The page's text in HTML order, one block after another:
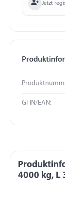
Jetzt
GTIN/EAN:
4000 kg, L